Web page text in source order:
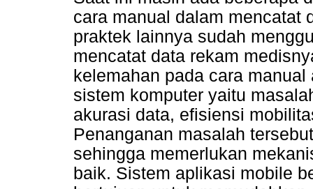
cara manual dalam mencatat
praktek lainnya sudah
mencatat data rekam
kelemahan pada cara
sistem komputer yaitu
akurasi data, efisiensi
Penanganan masalah
sehingga memerlukan
baik. Sistem aplikasi mobile